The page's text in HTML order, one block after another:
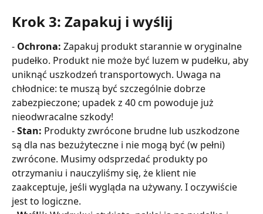
Krok 3: Zapakuj i wyślij
- Ochrona: Zapakuj produkt starannie w oryginalne
pudełko. Produkt nie może być luzem w pudełku, aby
uniknąć uszkodzeń transportowych. Uwaga na
chłodnice: te muszą być szczególnie dobrze
zabezpieczone; upadek z 40 cm powoduje już
nieodwracalne szkody!
- Stan: Produkty zwrócone brudne lub uszkodzone
są dla nas bezużyteczne i nie mogą być (w pełni)
zwrócone. Musimy odsprzedać produkty po
otrzymaniu i nauczyliśmy się, że klient nie
zaakceptuje, jeśli wygląda na używany. I oczywiście
jest to logiczne.